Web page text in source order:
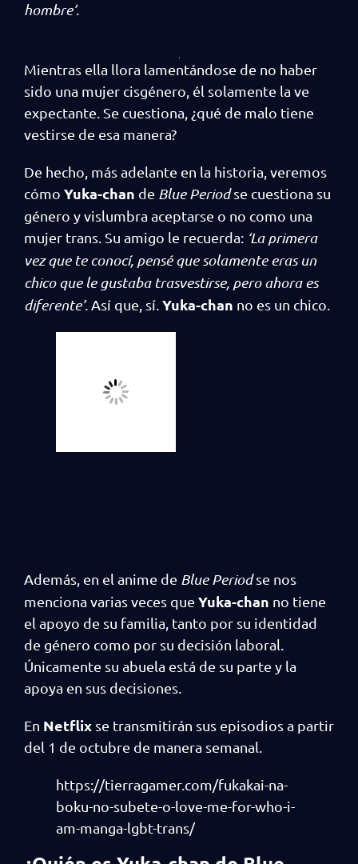
hombre’.
Mientras ella llora lamentándose de no haber
sido una mujer cisgénero, él solamente la ve
expectante. Se cuestiona, ¿qué de malo tiene
vestirse de esa manera?
De hecho, más adelante en la historia, veremos
cómo Yuka-chan de Blue Periodse cuestiona su
género y vislumbra aceptarse o no como una
mujer trans. Su amigo le recuerda: ‘La primera
vez que te conocí, pensé que solamente eras un
chico que le gustaba trasvestirse, pero ahora es
diferente’.Así que, sí.Yuka-chan no es un chico.
Además, en el anime de Blue Periodse nos
menciona varias veces que Yuka-chan no tiene
el apoyo de su familia, tanto por su identidad
de género como por su decisión laboral.
Únicamente su abuela está de su parte y la
apoya en sus decisiones.
En Netflix se transmitirán sus episodios a partir
del 1 de octubre de manera semanal.
https://tierragamer.com/fukakai-na-
boku-no-subete-o-love-me-for-who-i-
am-manga-lgbt-trans/